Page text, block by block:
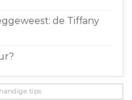
de Tiffany
tips